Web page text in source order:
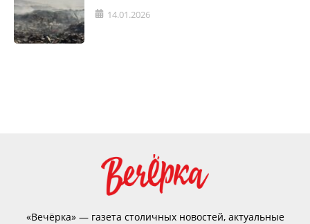
14.01.2026
«Вечёрка» — газета столичных новостей, актуальные